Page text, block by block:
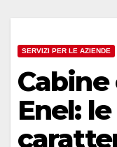
SERVIZI PER LE AZIENDE
Enel: